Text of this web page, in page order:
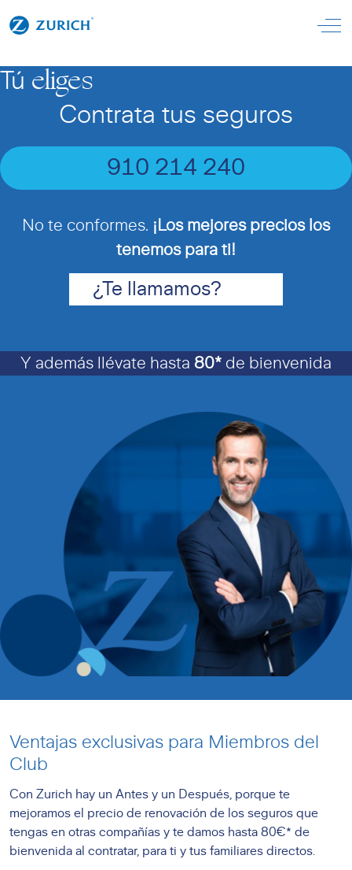
Off-
Tú eliges
Contrata tus seguros
910 214 240
No te conformes. ¡Los mejores precios los
tenemos para ti!
¿Te llamamos?
Y además llévate hasta 80* de bienvenida
Ventajas exclusivas para Miembros del
Club
Con Zurich hay un Antes y un Después, porque te
mejoramos el precio de renovación de los seguros que
tengas en otras compañías y te damos hasta 80€* de
bienvenida al contratar, para ti y tus familiares directos.